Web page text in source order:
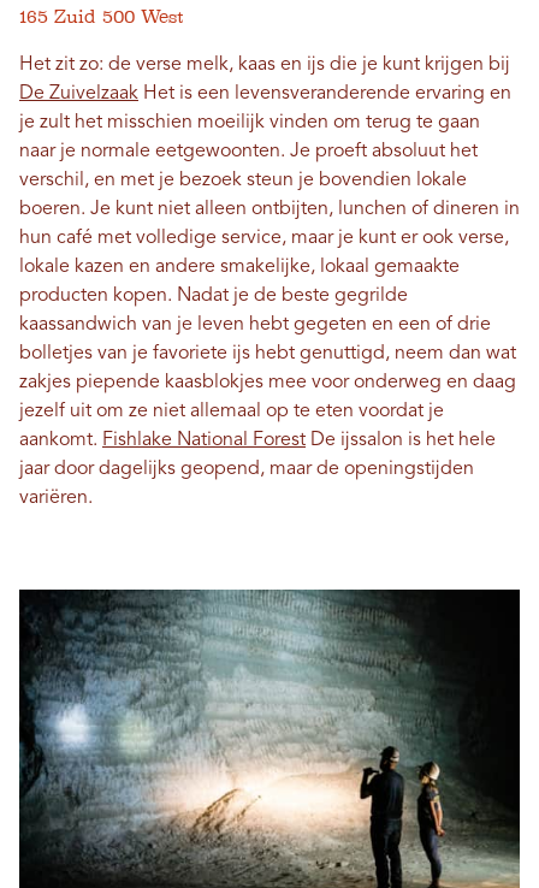
165 Zuid 500 West
Het zit zo: de verse melk, kaas en ijs die je kunt krijgen bij
De Zuivelzaak Het is een levensveranderende ervaring en
je zult het misschien moeilijk vinden om terug te gaan
naar je normale eetgewoonten. Je proeft absoluut het
verschil, en met je bezoek steun je bovendien lokale
boeren. Je kunt niet alleen ontbijten, lunchen of dineren in
hun café met volledige service, maar je kunt er ook verse,
lokale kazen en andere smakelijke, lokaal gemaakte
producten kopen. Nadat je de beste gegrilde
kaassandwich van je leven hebt gegeten en een of drie
bolletjes van je favoriete ijs hebt genuttigd, neem dan wat
zakjes piepende kaasblokjes mee voor onderweg en daag
jezelf uit om ze niet allemaal op te eten voordat je
aankomt. Fishlake National Forest De ijssalon is het hele
jaar door dagelijks geopend, maar de openingstijden
variëren.